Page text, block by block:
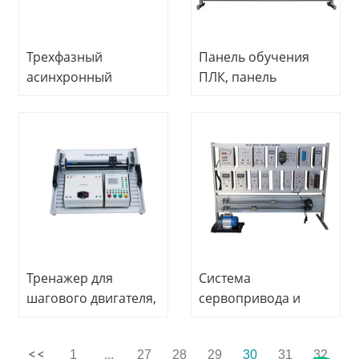
лабораторий.
оборудование.
электротехнических
лабораторий.
Трехфазный
асинхронный
оборудование,
профессиональное
учебное
оборудование
Панель обучения
ПЛК, панель
профессиональное
учебное
оборудование
Тренажер для
шагового двигателя,
Система
сервопривода и
1 ... 27 28 29 30 31 32